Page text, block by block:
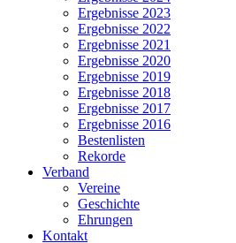
Ergebnisse 2023
Ergebnisse 2022
Ergebnisse 2021
Ergebnisse 2020
Ergebnisse 2019
Ergebnisse 2018
Ergebnisse 2017
Ergebnisse 2016
Bestenlisten
Rekorde
Verband
Vereine
Geschichte
Ehrungen
Kontakt